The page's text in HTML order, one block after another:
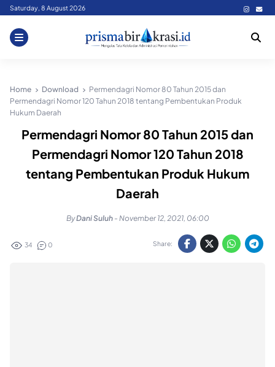
Skip
content
Saturday, 8 August 2026
Home Download
Permendagri Nomor 80 Tahun 2015 dan
Permendagri Nomor 120 Tahun 2018 tentang Pembentukan Produk
Hukum Daerah
Permendagri Nomor 80 Tahun 2015 dan
Permendagri Nomor 120 Tahun 2018
tentang Pembentukan Produk Hukum
Daerah
ByDani Suluh - November 12, 2021, 06:00
34 0 Share: